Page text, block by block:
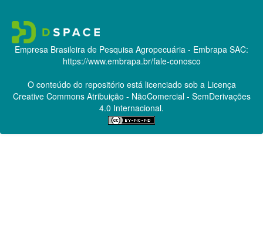
Empresa Brasileira de Pesquisa Agropecuária - Embrapa SAC:
https://www.embrapa.br/fale-conosco
O conteúdo do repositório está licenciado sob a Licença
Creative CommonsAtribuição - NãoComercial - SemDerivações
4.0 Internacional.